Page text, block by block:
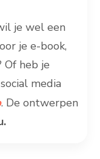
je wel een
je e-book,
Of heb je
media
. De ontwerpen